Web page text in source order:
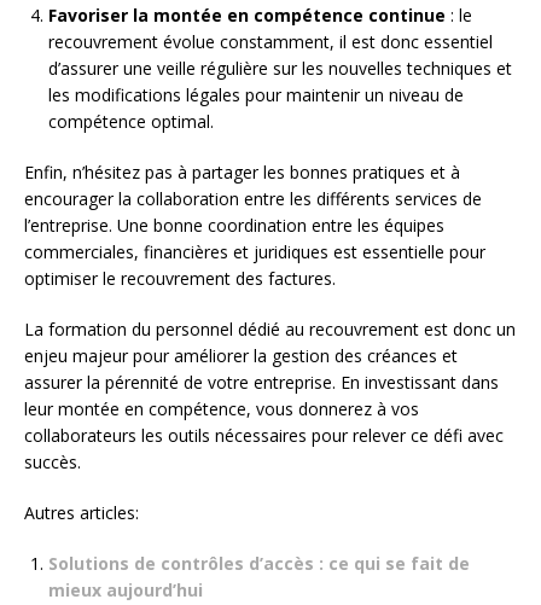
Favoriser la montée en compétence continue : le
recouvrement évolue constamment, il est donc essentiel
d’assurer une veille régulière sur les nouvelles techniques et
les modifications légales pour maintenir un niveau de
compétence optimal.
Enfin, n’hésitez pas à partager les bonnes pratiques et à
encourager la collaboration entre les différents services de
l’entreprise. Une bonne coordination entre les équipes
commerciales, financières et juridiques est essentielle pour
optimiser le recouvrement des factures.
La formation du personnel dédié au recouvrement est donc un
enjeu majeur pour améliorer la gestion des créances et
assurer la pérennité de votre entreprise. En investissant dans
leur montée en compétence, vous donnerez à vos
collaborateurs les outils nécessaires pour relever ce défi avec
succès.
Autres articles:
Solutions de contrôles d’accès : ce qui se fait de
mieux aujourd’hui